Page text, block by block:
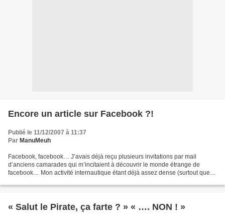
Encore un article sur Facebook ?!
Publié le 11/12/2007 à 11:37
Par ManuMeuh
Facebook, facebook… J’avais déjà reçu plusieurs invitations par mail
d’anciens camarades qui m’incitaient à découvrir le monde étrange de
facebook… Mon activité internautique étant déjà assez dense (surtout que je
« Salut le Pirate, ça farte ? » « …. NON ! »